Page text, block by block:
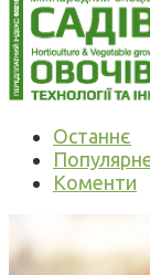
Останнє
Коменти